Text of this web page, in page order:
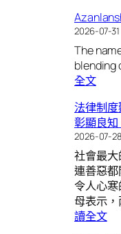
2026-07-31
The
blending
全文:
法律制
彰顯良
2026-07-28
社會最
連善惡
令人心
母表示
讀全文: